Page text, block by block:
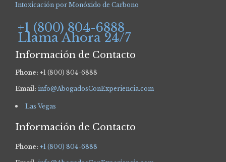
Intoxicación por Monóxido de Carbono
+1 (800) 804-6888
Llama Ahora 24/7
Información de Contacto
Phone: +1 (800) 804-6888
Email: info@AbogadosConExperiencia.com
Las Vegas
Información de Contacto
Phone: +1 (800) 804-6888